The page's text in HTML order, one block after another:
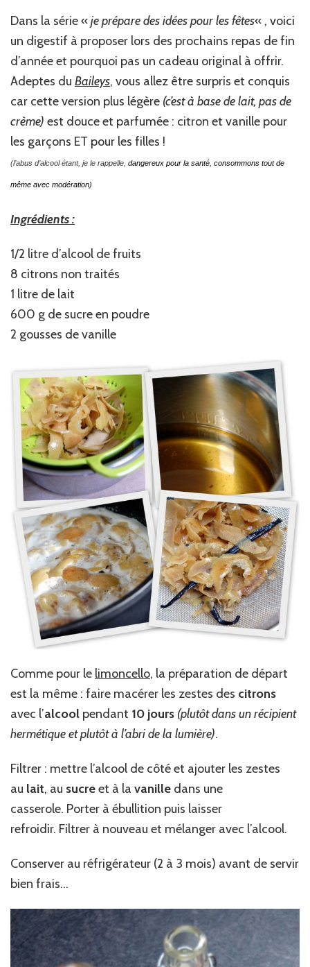
Dans la série «je prépare des idées pour les fêtes« , voici
un digestif à proposer lors des prochains repas de fin
d’année et pourquoi pas un cadeau original à offrir.
Adeptes du Baileys, vous allez être surpris et conquis
car cette version plus légère (c’est à base de lait, pas de
crème) est douce et parfumée : citron et vanille pour
les garçons ET pour les filles !
(l’abus d’alcool étant, je le rappelle, dangereux pour la santé, consommons tout de
même avec modération)
Ingrédients :
1/2 litre d’alcool de fruits
8 citrons non traités
1 litre de lait
600 g de sucre en poudre
2 gousses de vanille
Comme pour le limoncello, la préparation de départ
est la même : faire macérer les zestes des citrons
avec l’alcool pendant 10 jours (plutôt dans un récipient
hermétique et plutôt à l’abri de la lumière).
Filtrer : mettre l’alcool de côté et ajouter les zestes
au lait, au sucreet à la vanille dans une
casserole. Porter à ébullition puis laisser
refroidir. Filtrer à nouveau et mélanger avec l’alcool.
Conserver au réfrigérateur (2 à 3 mois) avant de servir
bien frais…